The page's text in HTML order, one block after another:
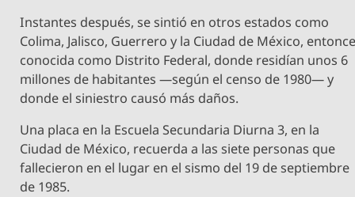
Instantes después, se sintió en otros estados como
Colima, Jalisco, Guerrero y la Ciudad de México,
conocida como Distrito Federal, donde residían unos 6
millones de habitantes —según el censo de 1980— y
donde el siniestro causó más daños.
Una placa en la Escuela Secundaria Diurna 3, en la
Ciudad de México, recuerda a las siete personas que
fallecieron en el lugar en el sismo del 19 de septiembre
de 1985.